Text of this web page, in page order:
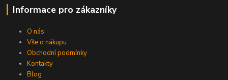
Informace pro zákazníky
O nás
Vše o nákupu
Obchodní podmínky
Kontakty
Blog